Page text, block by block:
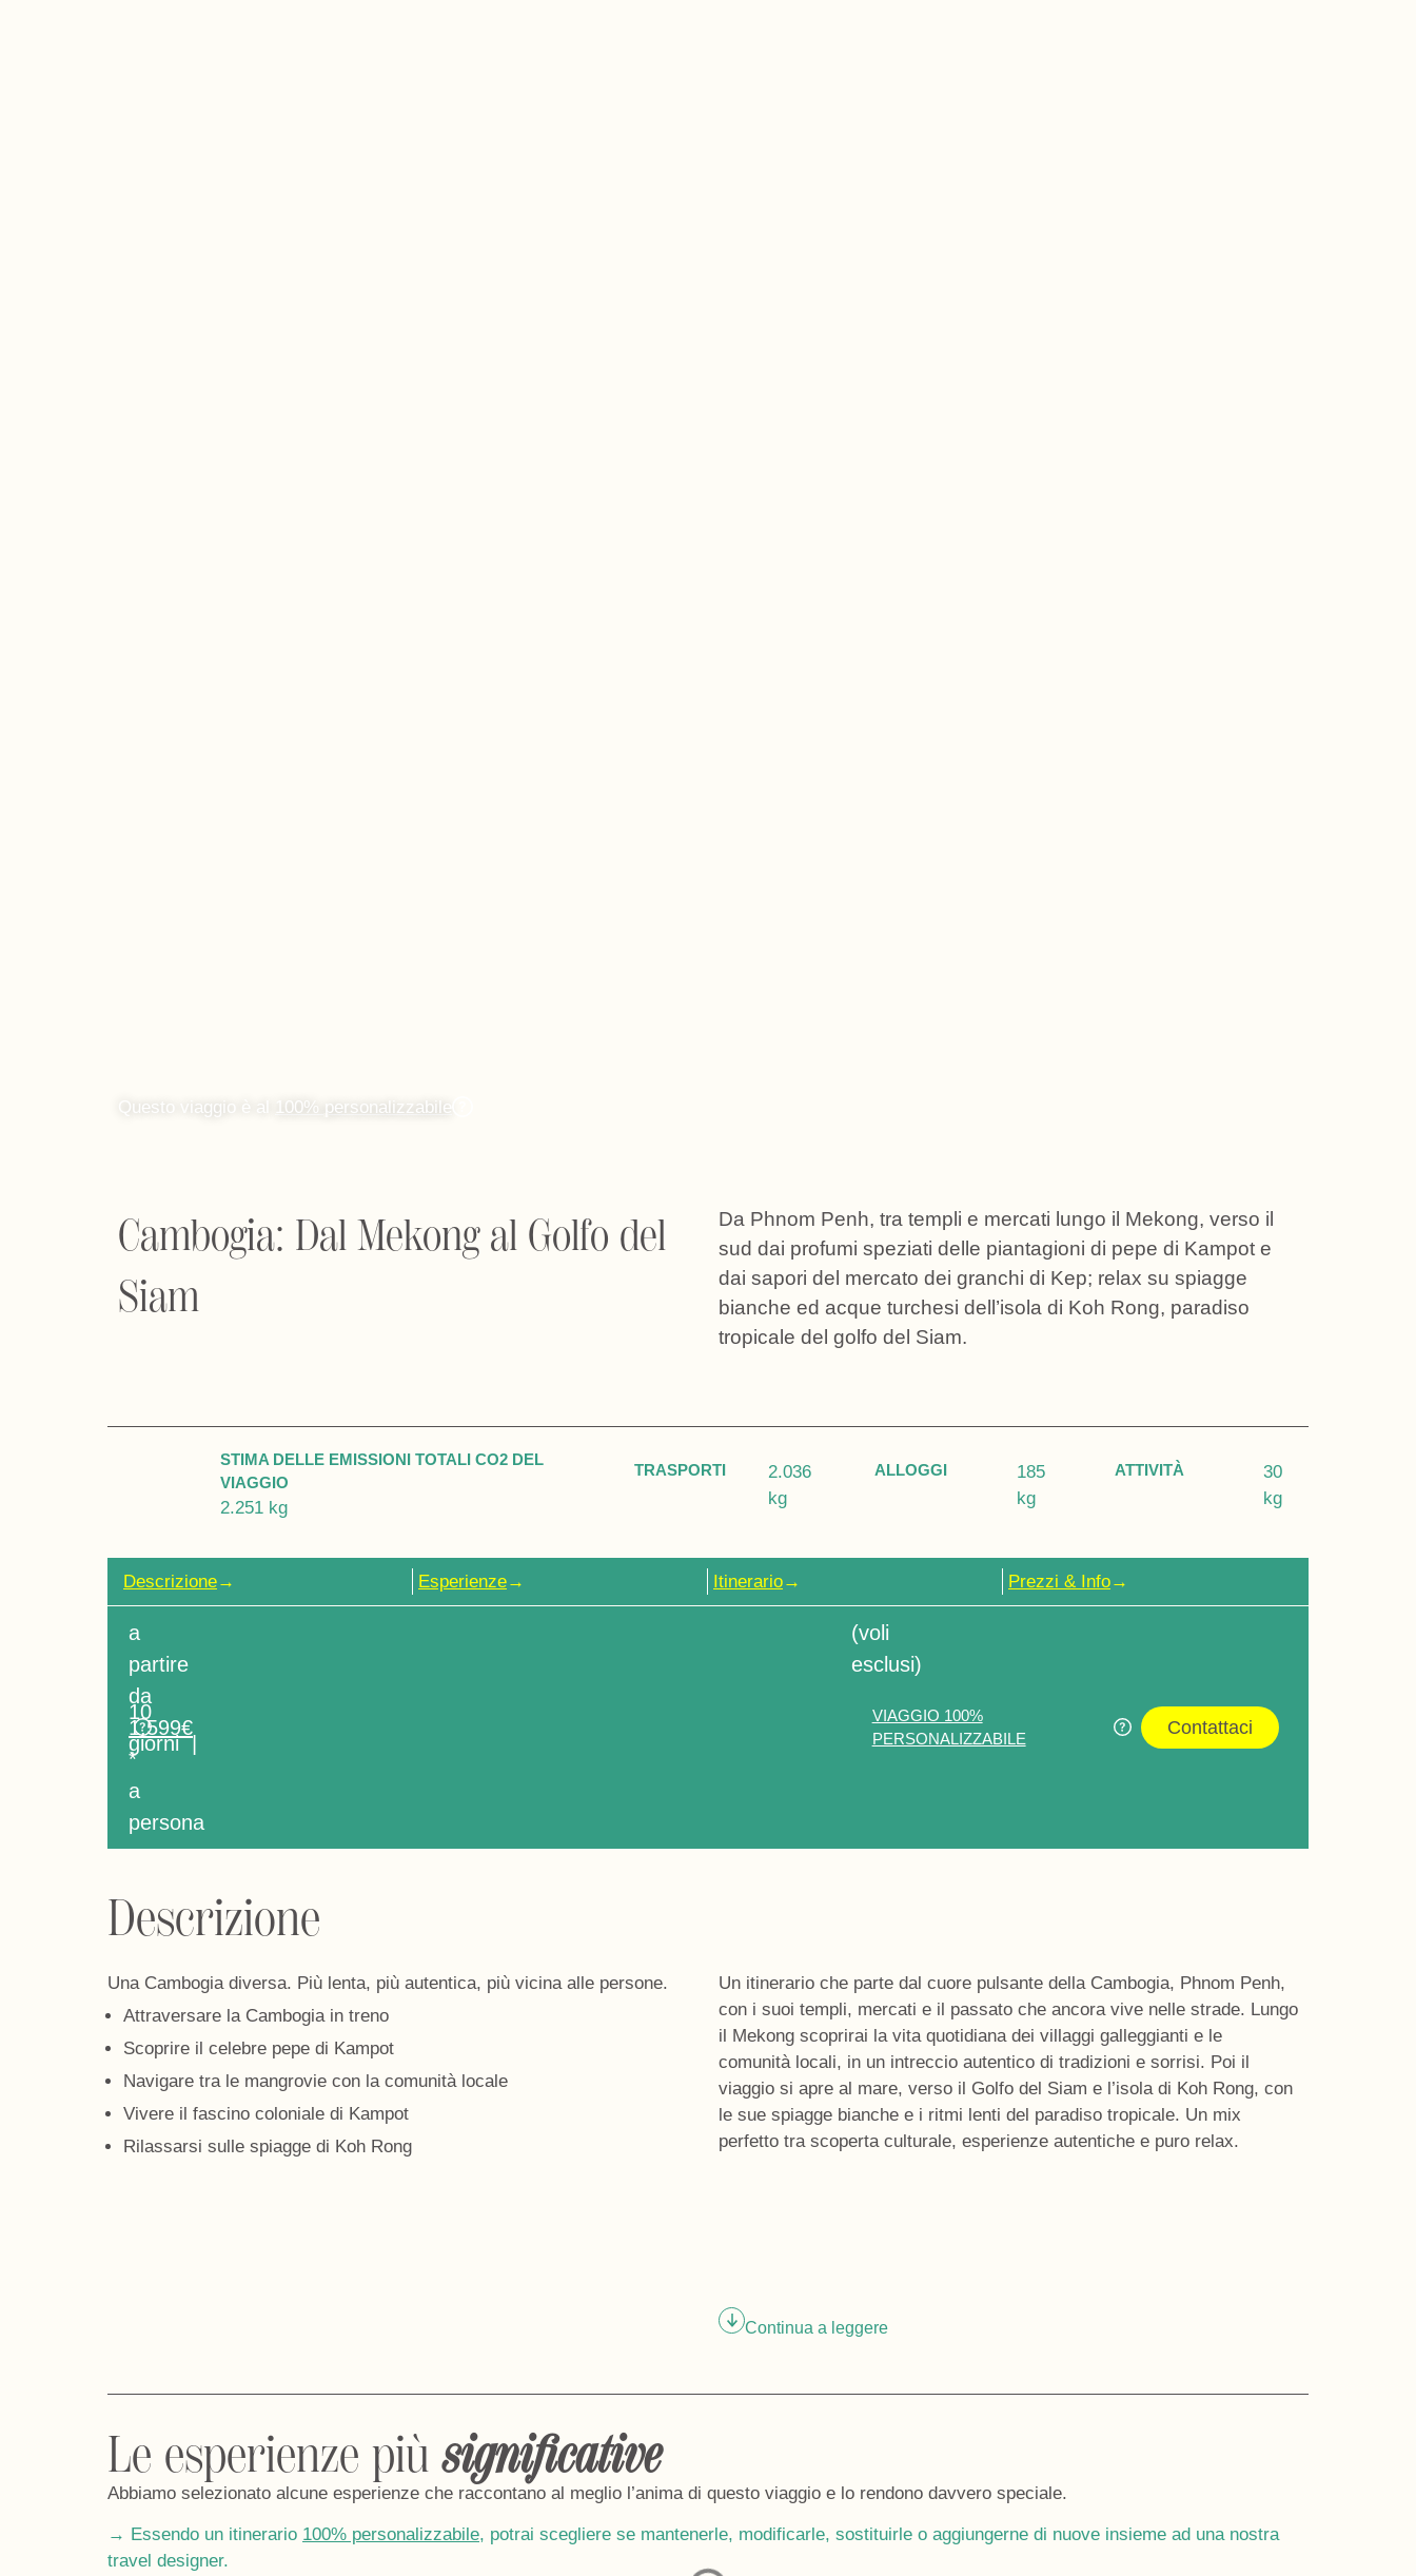
Questo viaggio è al 100% personalizzabile
Cambogia: Dal Mekong al Golfo del
Siam
Da Phnom Penh, tra templi e mercati lungo il Mekong, verso il
sud dai profumi speziati delle piantagioni di pepe di Kampot e
dai sapori del mercato dei granchi di Kep; relax su spiagge
bianche ed acque turchesi dell’isola di Koh Rong, paradiso
tropicale del golfo del Siam.
STIMA DELLE EMISSIONI TOTALI CO2 DEL
VIAGGIO
2.251 kg
TRASPORTI
2.036
kg
ALLOGGI
185
kg
ATTIVITÀ
30
kg
Descrizione→ Esperienze→ Itinerario→ Prezzi & Info→
10
giorni |
a
partire
da
1.599€
*
a
persona
(voli
esclusi)
VIAGGIO 100%
PERSONALIZZABILE
Contattaci
Descrizione
Una Cambogia diversa. Più lenta, più autentica, più vicina alle persone.
Attraversare la Cambogia in treno
Scoprire il celebre pepe di Kampot
Navigare tra le mangrovie con la comunità locale
Vivere il fascino coloniale di Kampot
Rilassarsi sulle spiagge di Koh Rong
Un itinerario che parte dal cuore pulsante della Cambogia, Phnom Penh,
con i suoi templi, mercati e il passato che ancora vive nelle strade. Lungo
il Mekong scoprirai la vita quotidiana dei villaggi galleggianti e le
comunità locali, in un intreccio autentico di tradizioni e sorrisi. Poi il
viaggio si apre al mare, verso il Golfo del Siam e l’isola di Koh Rong, con
le sue spiagge bianche e i ritmi lenti del paradiso tropicale. Un mix
perfetto tra scoperta culturale, esperienze autentiche e puro relax.
Continua a leggere
Le esperienze più significative
Abbiamo selezionato alcune esperienze che raccontano al meglio l’anima di questo viaggio e lo rendono davvero speciale.
→ Essendo un itinerario 100% personalizzabile, potrai scegliere se mantenerle, modificarle, sostituirle o aggiungerne di nuove insieme ad una nostra
travel designer.